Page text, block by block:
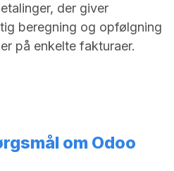
der giver
beregning og opfølgning
på enkelte fakturaer.
om Odoo